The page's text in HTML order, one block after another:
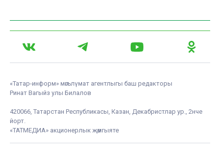
«Татар-информ» мәгълүмат агентлыгы баш редакторы
Ринат Вагыйз улы Билалов
420066, Татарстан Республикасы, Казан, Декабристлар ур., 2нче
йорт.
«ТАТМЕДИА» акционерлык җәмгыяте